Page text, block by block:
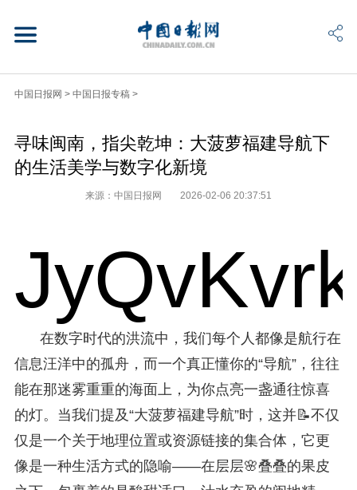
中国日报网 > 中国日报专稿 >
寻味闽南，指尖乾坤：大菠萝福建导航下
的生活美学与数字化新境
来源：中国日报网 2026-02-06 20:37:51
在数字时代的洪流中，我们每个人都像是航行在
信息汪洋中的孤舟，而一个真正懂你的“导航”，往往
能在那迷雾重重的海面上，为你点亮一盏通往惊喜
的灯。当我们提及“大菠萝福建导航”时，这并📝不仅
仅是一个关于地理位置或资源链接的集合体，它更
像是一种生活方式的隐喻——在层层🌸叠叠的果皮